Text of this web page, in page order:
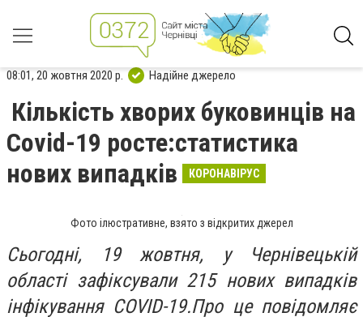
08:01, 20 жовтня 2020 р. Надійне джерело
Кількість хворих буковинців на
Covid-19 росте:статистика
нових випадків
КОРОНАВІРУС
Фото ілюстративне, взято з відкритих джерел
Сьогодні, 19 жовтня, у Чернівецькій
області зафіксували 215 нових випадків
інфікування COVID-19.Про це повідомляє